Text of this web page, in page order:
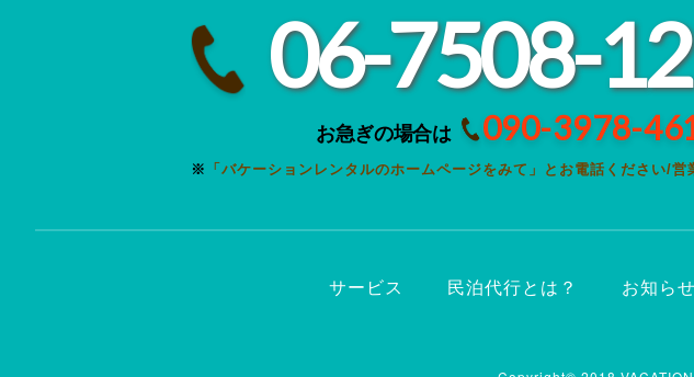
06-7508-
お急ぎの場合は 090-3978-
※ 「バケーションレンタルのホームページをみて」とお電話ください/営
サービス 民泊代行とは？ お知らせ